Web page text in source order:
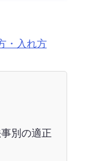
・入れ方
別の適正